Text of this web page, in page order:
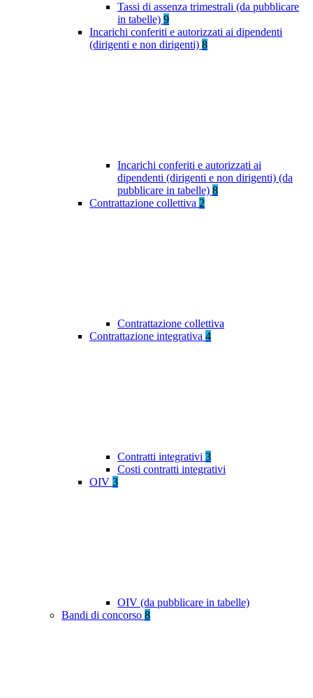
Tassi di assenza trimestrali (da pubblicare
in tabelle) 9
Incarichi conferiti e autorizzati ai dipendenti
(dirigenti e non dirigenti) 8
Incarichi conferiti e autorizzati ai
dipendenti (dirigenti e non dirigenti) (da
pubblicare in tabelle) 8
Contrattazione collettiva 2
Contrattazione collettiva
Contrattazione integrativa 4
Contratti integrativi 3
Costi contratti integrativi
OIV 3
OIV (da pubblicare in tabelle)
Bandi di concorso 8